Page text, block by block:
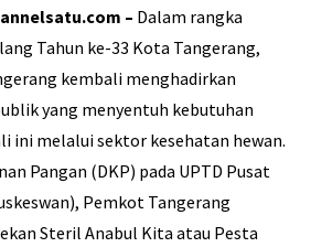
– Dalam rangka
Tahun ke-33 Kota Tangerang,
kembali menghadirkan
yang menyentuh kebutuhan
ini melalui sektor kesehatan hewan.
Pangan (DKP) pada UPTD Pusat
Pemkot Tangerang
Steril Anabul Kita atau Pesta